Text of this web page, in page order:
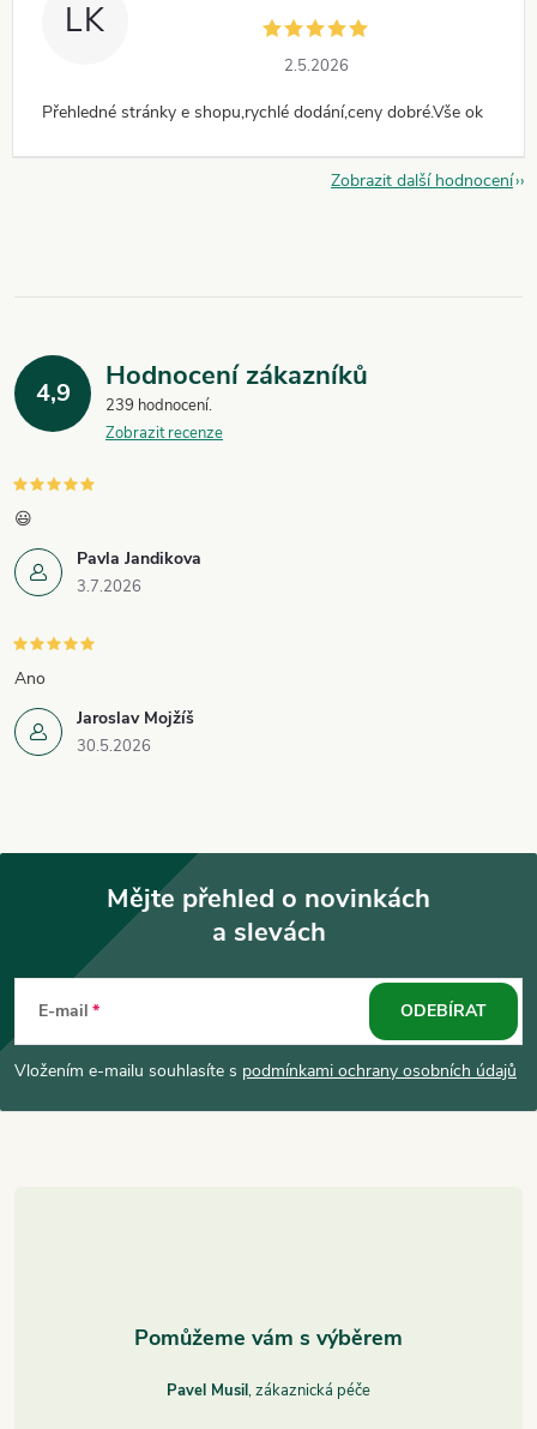
LK
2.5.2026
Přehledné stránky e shopu,rychlé dodání,ceny dobré.Vše ok
Zobrazit další hodnocení
4,9 Hodnocení zákazníků
239 hodnocení
Zobrazit recenze
Pavla Jandikova
3.7.2026
😃
Jaroslav Mojžíš
30.5.2026
Ano
p
a
Mějte přehled o novinkách
a slevách
E-mail
Vložením e-mailu souhlasíte s podmínkami ochrany osobních údajů
ODEBÍRAT
Pavel Musil